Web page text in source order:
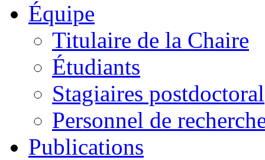
Équipe
Titulaire de la Chaire
Étudiants
Stagiaires postdoctoral
Personnel de
Publications